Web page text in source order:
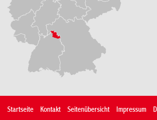
Startseite Kontakt Seitenübersicht Impressum